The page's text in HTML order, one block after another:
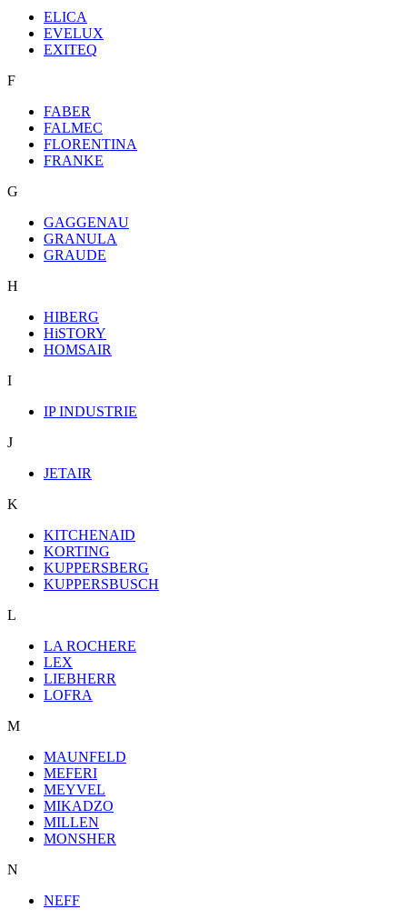
ELICA
EVELUX
EXITEQ
F
FABER
FALMEC
FLORENTINA
FRANKE
G
GAGGENAU
GRANULA
GRAUDE
H
HIBERG
HiSTORY
HOMSAIR
I
IP INDUSTRIE
J
JETAIR
K
KITCHENAID
KORTING
KUPPERSBERG
KUPPERSBUSCH
L
LA ROCHERE
LEX
LIEBHERR
LOFRA
M
MAUNFELD
MEFERI
MEYVEL
MIKADZO
MILLEN
MONSHER
N
NEFF